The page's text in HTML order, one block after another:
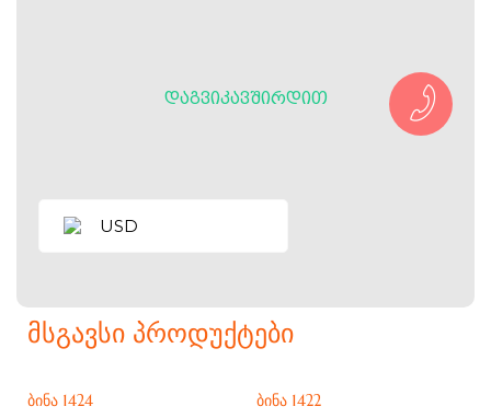
ᲓᲐᲒᲕᲘᲙᲐᲕᲨᲘᲠᲓᲘᲗ
USD
ᲛᲡᲒᲐᲕᲡᲘ ᲞᲠᲝᲓᲣᲥᲢᲔᲑᲘ
ᲑᲘᲜᲐ 1424 ᲑᲘᲜᲐ 1422